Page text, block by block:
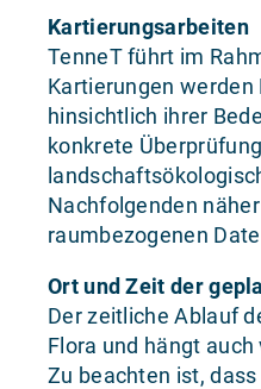
Kartierungsarbeiten
TenneT führt im
Kartierungen
hinsichtlich ihrer
konkrete
Nachfolgenden
raumbezogenen
Ort und Zeit der
Der zeitliche Ablauf
Flora und hängt
Zu beachten ist,